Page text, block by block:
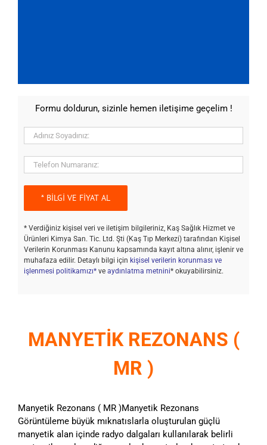
Formu doldurun, sizinle hemen iletişime geçelim !
* Verdiğiniz kişisel veri ve iletişim bilgileriniz, Kaş Sağlık Hizmet ve
Ürünleri Kimya San. Tic. Ltd. Şti (Kaş Tıp Merkezi) tarafından Kişisel
Verilerin Korunması Kanunu kapsamında kayıt altına alınır, işlenir ve
muhafaza edilir. Detaylı bilgi için kişisel verilerin korunması ve
işlenmesi politikamızı* ve aydınlatma metnini* okuyabilirsiniz.
MANYETİK REZONANS (
MR )
Manyetik Rezonans ( MR )Manyetik Rezonans
Görüntüleme büyük mıknatıslarla oluşturulan güçlü
manyetik alan içinde radyo dalgaları kullanılarak belirli